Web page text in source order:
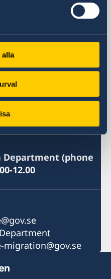
alla
No.2
No.2
Mon-Fri 09.00-
Department (phone
12.00
migration@gov.se